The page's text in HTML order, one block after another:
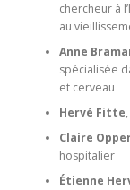
chercheur à
au
Anne
spécialisée
et cerveau
Hervé Fitte
Claire
hospitalier
Étienne